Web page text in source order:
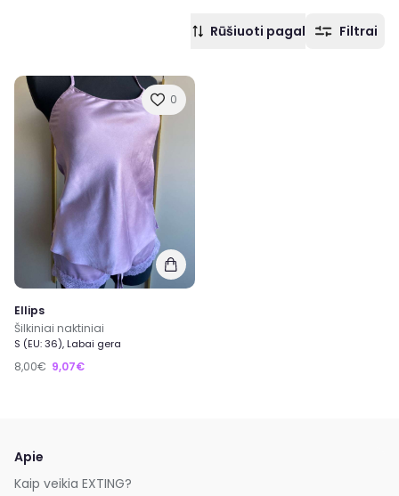
Rūšiuoti pagal Filtrai
0
Ellips
Šilkiniai naktiniai
S (EU: 36), Labai gera
8,00€ 9,07€
Apie
Kaip veikia EXTING?